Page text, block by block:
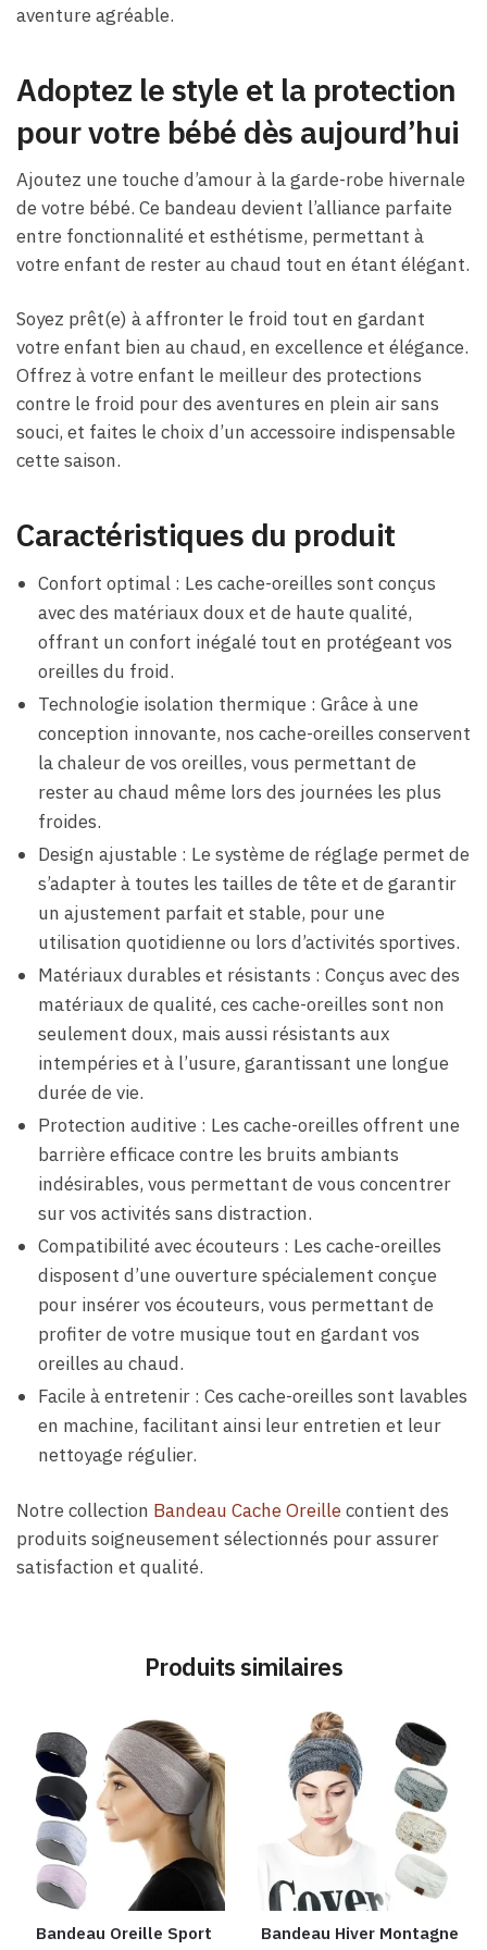
aventure agréable.
Adoptez le style et la protection
pour votre bébé dès aujourd’hui
Ajoutez une touche d’amour à la garde-robe hivernale
de votre bébé. Ce bandeau devient l’alliance parfaite
entre fonctionnalité et esthétisme, permettant à
votre enfant de rester au chaud tout en étant élégant.
Soyez prêt(e) à affronter le froid tout en gardant
votre enfant bien au chaud, en excellence et élégance.
Offrez à votre enfant le meilleur des protections
contre le froid pour des aventures en plein air sans
souci, et faites le choix d’un accessoire indispensable
cette saison.
Caractéristiques du produit
Confort optimal : Les cache-oreilles sont conçus
avec des matériaux doux et de haute qualité,
offrant un confort inégalé tout en protégeant vos
oreilles du froid.
Technologie isolation thermique : Grâce à une
conception innovante, nos cache-oreilles conservent
la chaleur de vos oreilles, vous permettant de
rester au chaud même lors des journées les plus
froides.
Design ajustable : Le système de réglage permet de
s’adapter à toutes les tailles de tête et de garantir
un ajustement parfait et stable, pour une
utilisation quotidienne ou lors d’activités sportives.
Matériaux durables et résistants : Conçus avec des
matériaux de qualité, ces cache-oreilles sont non
seulement doux, mais aussi résistants aux
intempéries et à l’usure, garantissant une longue
durée de vie.
Protection auditive : Les cache-oreilles offrent une
barrière efficace contre les bruits ambiants
indésirables, vous permettant de vous concentrer
sur vos activités sans distraction.
Compatibilité avec écouteurs : Les cache-oreilles
disposent d’une ouverture spécialement conçue
pour insérer vos écouteurs, vous permettant de
profiter de votre musique tout en gardant vos
oreilles au chaud.
Facile à entretenir : Ces cache-oreilles sont lavables
en machine, facilitant ainsi leur entretien et leur
nettoyage régulier.
Notre collection Bandeau Cache Oreillecontient des
produits soigneusement sélectionnés pour assurer
satisfaction et qualité.
Produits similaires
Bandeau Oreille Sport Bandeau Hiver Montagne